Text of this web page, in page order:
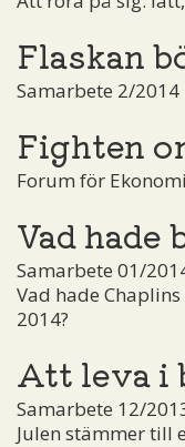
Flaskan
Samarbete 2/2014
Fighten
Forum för
Vad hade
Samarbete 01/
Vad hade
2014?
Att leva i
Samarbete 12/
Julen stämmer till